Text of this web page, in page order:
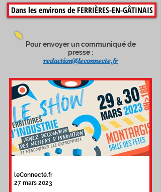
Dans les environs de FERRIÈRES-EN-GÂTINAIS
Pour envoyer un communiqué de
presse :
redaction@leconnecte.fr
leConnecté.fr
27 mars 2023